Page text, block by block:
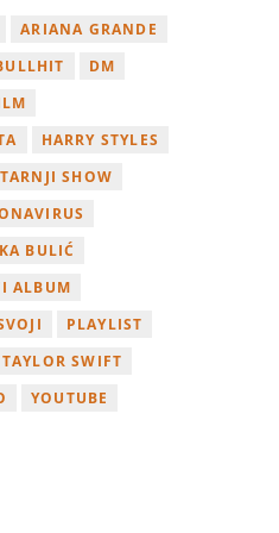
ARIANA GRANDE
DM
HARRY STYLES
SHOW
BULIĆ
ALBUM
PLAYLIST
TAYLOR SWIFT
YOUTUBE